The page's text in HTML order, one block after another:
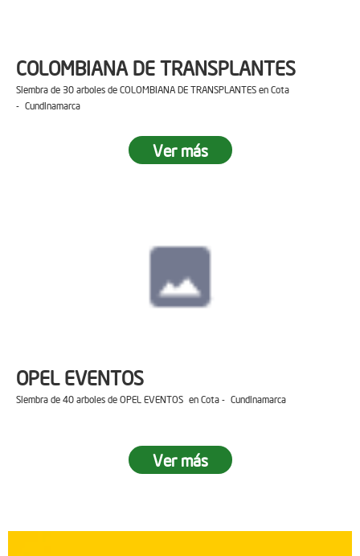
COLOMBIANA DE TRANSPLANTES
Siembra de 30 arboles de COLOMBIANA DE TRANSPLANTES en Cota
- Cundinamarca
Ver más
OPEL EVENTOS
Siembra de 40 arboles de OPEL EVENTOS en Cota - Cundinamarca
Ver más